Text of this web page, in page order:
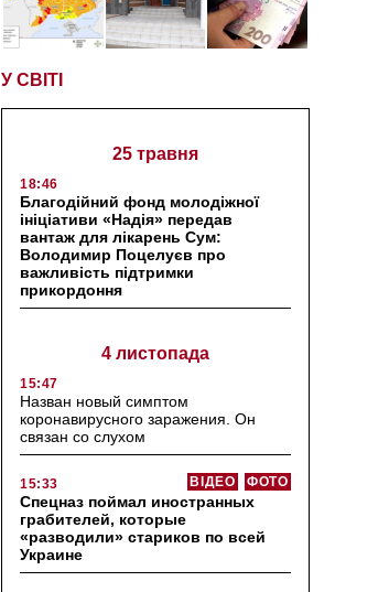
У СВІТІ
25 травня
18:46
Благодійний фонд молодіжної
ініціативи «Надія» передав
вантаж для лікарень Сум:
Володимир Поцелуєв про
важливість підтримки
прикордоння
4 листопада
15:47
Назван новый симптом
коронавирусного заражения. Он
связан со слухом
15:33 ФОТО
ВІДЕО
Спецназ поймал иностранных
грабителей, которые
«разводили» стариков по всей
Украине